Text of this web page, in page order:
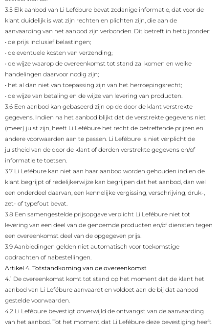
3.5 Elk aanbod van Li Lefébure bevat zodanige informatie, dat voor de
klant duidelijk is wat zijn rechten en plichten zijn, die aan de
aanvaarding van het aanbod zijn verbonden. Dit betreft in hetbijzonder:
• de prijs inclusief belastingen;
• de eventuele kosten van verzending;
• de wijze waarop de overeenkomst tot stand zal komen en welke
handelingen daarvoor nodig zijn;
• het al dan niet van toepassing zijn van het herroepingsrecht;
• de wijze van betaling en de wijze van levering van producten.
3.6 Een aanbod kan gebaseerd zijn op de door de klant verstrekte
gegevens. Indien na het aanbod blijkt dat de verstrekte gegevens niet
(meer) juist zijn, heeft Li Lefébure het recht de betreffende prijzen en
andere voorwaarden aan te passen. Li Lefébure is niet verplicht de
juistheid van de door de klant of derden verstrekte gegevens en/of
informatie te toetsen.
3.7 Li Lefébure kan niet aan haar aanbod worden gehouden indien de
klant begrijpt of redelijkerwijze kan begrijpen dat het aanbod, dan wel
een onderdeel daarvan, een kennelijke vergissing, verschrijving, druk-,
zet- of typefout bevat.
3.8 Een samengestelde prijsopgave verplicht Li Lefébure niet tot
levering van een deel van de genoemde producten en/of diensten tegen
een overeenkomst deel van de opgegeven prijs.
3.9 Aanbiedingen gelden niet automatisch voor toekomstige
opdrachten of nabestellingen.
Artikel 4. Totstandkoming van de overeenkomst
4.1 De overeenkomst komt tot stand op het moment dat de klant het
aanbod van Li Lefébure aanvaardt en voldoet aan de bij dat aanbod
gestelde voorwaarden.
4.2 Li Lefébure bevestigt onverwijld de ontvangst van de aanvaarding
van het aanbod. Tot het moment dat Li Lefébure deze bevestiging heeft